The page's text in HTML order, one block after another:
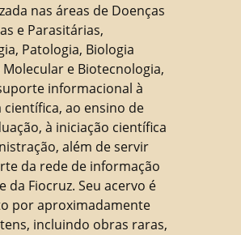
nas áreas de Doenças
e Parasitárias,
Patologia, Biologia
Molecular e Biotecnologia,
informacional à
científica, ao ensino de
à iniciação científica
além de servir
da rede de informação
da Fiocruz. Seu acervo é
por aproximadamente
incluindo obras raras,